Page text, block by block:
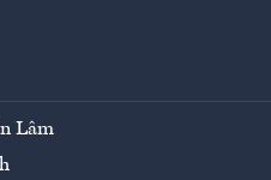
Lâm